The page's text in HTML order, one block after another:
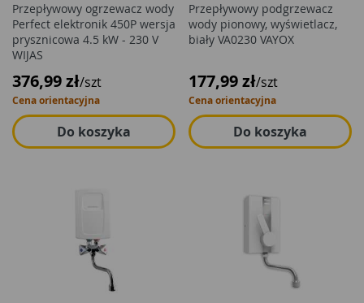
Przepływowy ogrzewacz wody
Perfect elektronik 450P wersja
prysznicowa 4.5 kW - 230 V
WIJAS
376,99 zł/szt
Cena orientacyjna
Do koszyka
Przepływowy podgrzewacz
wody pionowy, wyświetlacz,
biały VA0230 VAYOX
177,99 zł/szt
Cena orientacyjna
Do koszyka